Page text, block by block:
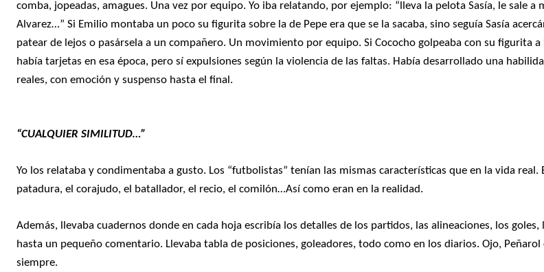
Negro Jefe
Negro Jefe
comba, jopeadas, amagues. Una vez por equipo. Yo iba relatando, por ejemplo: “lleva la pelota Sasía, le sale a
Alvarez…” Si Emilio montaba un poco su figurita sobre la de Pepe era que se la sacaba, sino seguía Sasía
patear de lejos o pasársela a un compañero. Un movimiento por equipo. Si Cococho golpeaba con su figurita a
había tarjetas en esa época, pero sí expulsiones según la violencia de las faltas. Había desarrollado una
reales, con emoción y suspenso hasta el final.
“CUALQUIER SIMILITUD…”
Yo los relataba y condimentaba a gusto. Los “futbolistas” tenían las mismas características que en la vida real.
patadura, el corajudo, el batallador, el recio, el comilón…Así como eran en la realidad.
Además, llevaba cuadernos donde en cada hoja escribía los detalles de los partidos, las alineaciones, los
hasta un pequeño comentario. Llevaba tabla de posiciones, goleadores, todo como en los diarios. Ojo, Peñarol
siempre.